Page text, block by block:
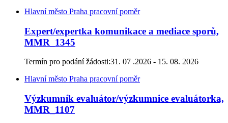
Hlavní město Praha pracovní poměr
Expert/expertka komunikace a mediace sporů,
MMR_1345
Termín pro podání žádosti:31. 07 .2026 - 15. 08. 2026
Hlavní město Praha pracovní poměr
Výzkumník evaluátor/výzkumnice evaluátorka,
MMR_1107